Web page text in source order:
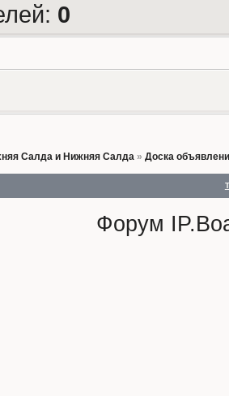
0
Салда и Нижняя Салда» Доска
Форум